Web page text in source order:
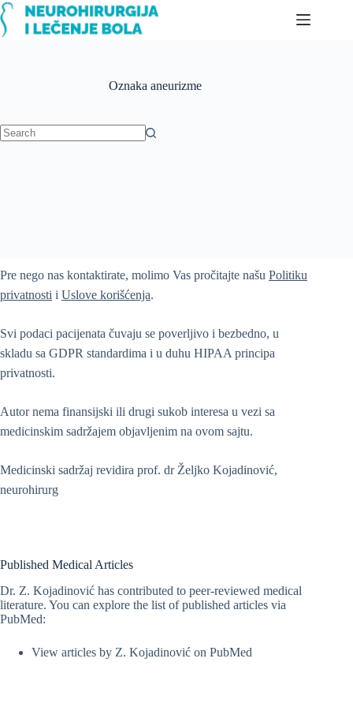
Skip
to
content
Oznaka aneurizme
Pre nego nas kontaktirate, molimo Vas pročitajte našu Politiku
privatnosti i Uslove korišćenja.
Svi podaci pacijenata čuvaju se poverljivo i bezbedno, u
skladu sa GDPR standardima i u duhu HIPAA principa
privatnosti.
Autor nema finansijski ili drugi sukob interesa u vezi sa
medicinskim sadržajem objavljenim na ovom sajtu.
Medicinski sadržaj revidira prof. dr Željko Kojadinović,
neurohirurg
Published Medical Articles
Dr. Z. Kojadinović has contributed to peer-reviewed medical
literature. You can explore the list of published articles via
PubMed:
View articles by Z. Kojadinović on PubMed